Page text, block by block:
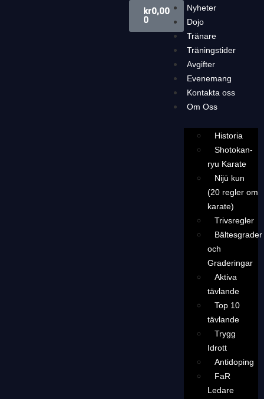
kr0,00
0
Nyheter
Dojo
Tränare
Träningstider
Avgifter
Evenemang
Kontakta oss
Om Oss
Historia
Shotokan-
ryu Karate
Nijū kun
(20 regler om
karate)
Trivsregler
Bältesgrader
och
Graderingar
Aktiva
tävlande
Top 10
tävlande
Trygg
Idrott
Antidoping
FaR
Ledare